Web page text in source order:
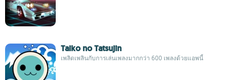
Taiko no Tatsujin
เพลิดเพลินกับการเล่นเพลงมากกว่า 600 เพลงด้วยแอพนี้